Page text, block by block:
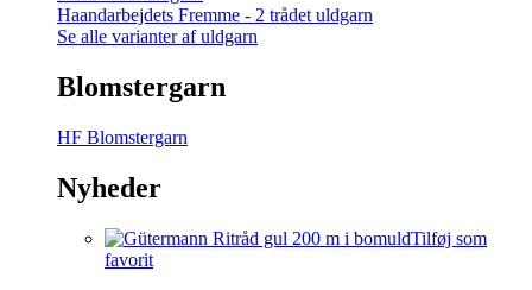
Haandarbejdets Fremme - 2 trådet uldgarn
Se alle varianter af uldgarn
Blomstergarn
HF Blomstergarn
Nyheder
Tilføj som
favorit